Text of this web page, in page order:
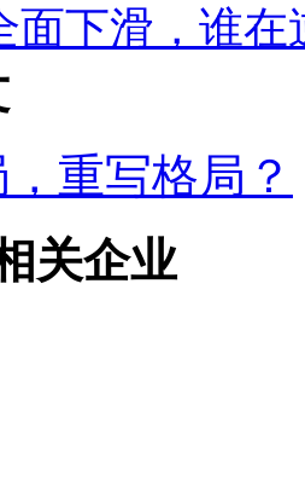
面下滑，谁在
重写格局？
关企业